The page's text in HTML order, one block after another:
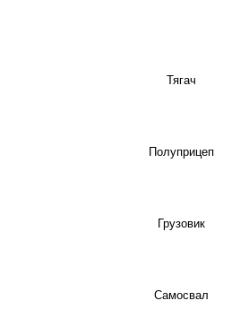
Тягач
Полуприцеп
Грузовик
Самосвал